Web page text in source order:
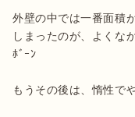
外壁の中では一番面積
しまったのが、よくな
ﾎﾞｰﾝ
もうその後は、惰性で